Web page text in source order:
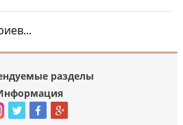
разделы